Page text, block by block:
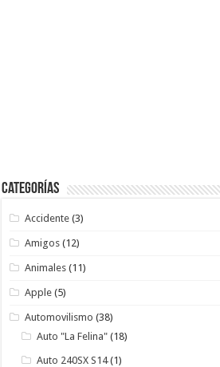
Categorías
Accidente (3)
Amigos (12)
Animales (11)
Apple (5)
Automovilismo (38)
Auto "La Felina" (18)
Auto 240SX S14(1)